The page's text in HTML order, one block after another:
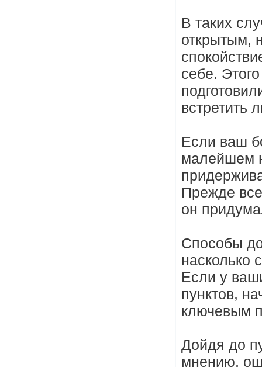
В таких
открытым,
себе.
встретить
Если ваш
малейшем
Прежде
он
Способы
насколько
Если у
пунктов,
ключевым
Дойдя до
мнению,